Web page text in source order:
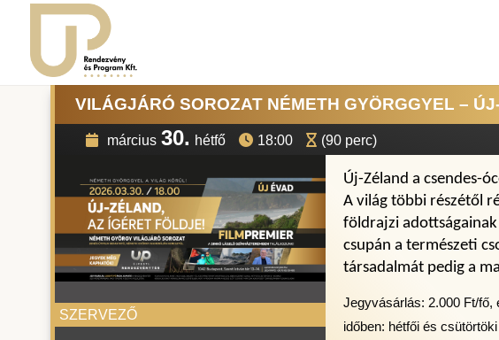
VILÁGJÁRÓ SOROZAT NÉMETH GYÖRGGYEL –
március 30. hétfő 18:00 (90 perc)
SZERVEZŐ
Új-Zéland a csendes-
A világ többi részétől
földrajzi adottságainak
csupán a természeti
társadalmát pedig a
Jegyvásárlás: 2.000 Ft/fő,
időben: hétfői és